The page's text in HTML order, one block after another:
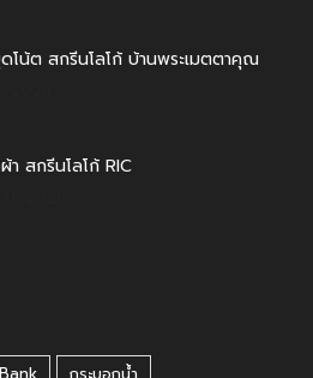
โน้ต สกรีนโลโก้ บ้านพระเมตตาคุณ
า สกรีนโลโก้ RIC